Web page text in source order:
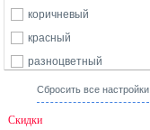
коричневый
красный
разноцветный
розовый
Сбросить все настройки
Скидки